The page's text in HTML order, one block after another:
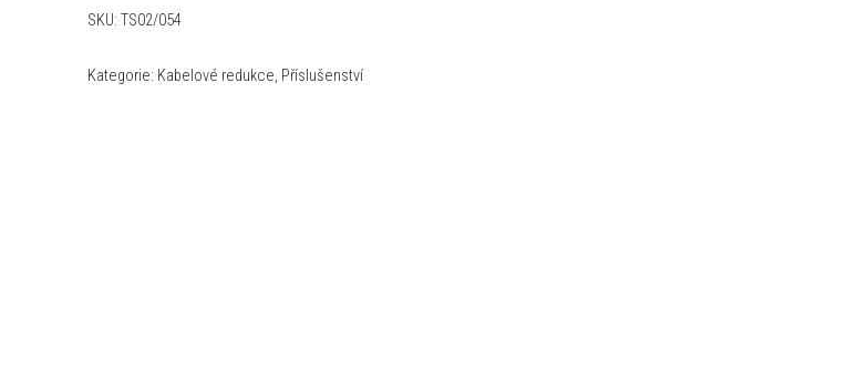
SKU: TS02/054
Kategorie: Kabelové redukce, Příslušenství